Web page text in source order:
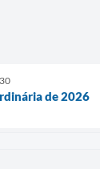
de 2026